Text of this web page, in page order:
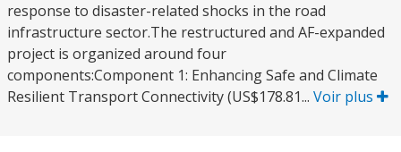
response to disaster-related shocks in the road
infrastructure sector.The restructured and AF-expanded
project is organized around four
components:Component 1: Enhancing Safe and Climate
Resilient Transport Connectivity (US$178.81... Voir plus